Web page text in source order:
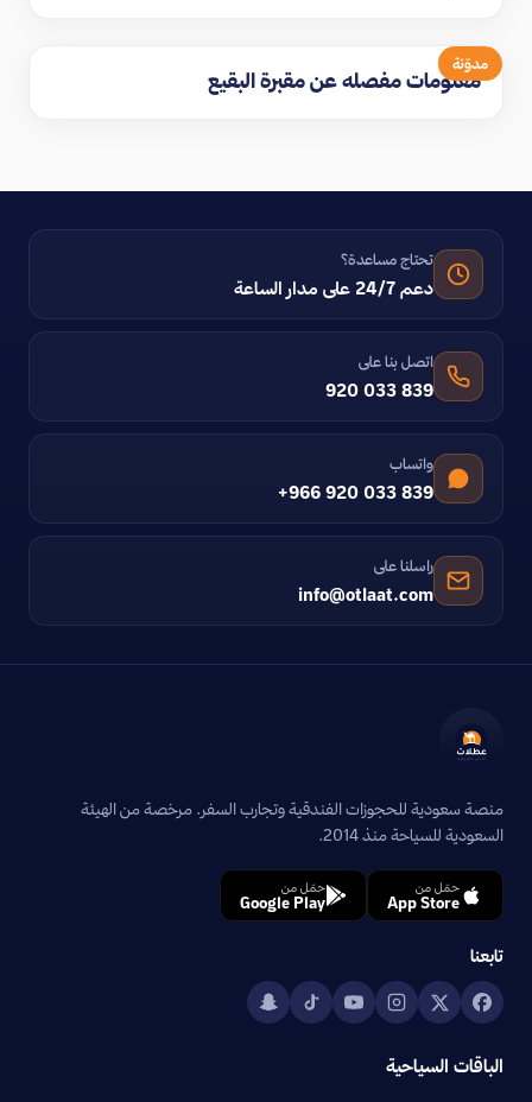
مدوّنة
معلومات مفصله عن مقبرة البقيع
تحتاج مساعدة؟
دعم 24/7 على مدار الساعة
اتصل بنا على
920 033 839
واتساب
+966 920 033 839
راسلنا على
info@otlaat.com
منصة سعودية للحجوزات الفندقية وتجارب السفر. مرخصة من الهيئة
السعودية للسياحة منذ 2014.
حمّل من
App Store
حمّل من
Google Play
تابعنا
الباقات السياحية